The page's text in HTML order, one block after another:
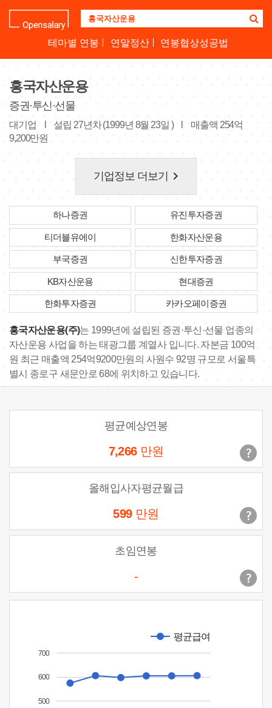
업
명
하
테마별 연봉 연말정산 연봉협상성공법
흥국자산운용
증권·투신·선물
대기업 설립 27년차 (1999년 8월 23일 )
매출액 254억
9,200만원
기업정보 더보기 keyboard_arrow_right
하나증권 유진투자증권
티더블유에이 한화자산운용
부국증권 신한투자증권
KB자산운용 현대증권
한화투자증권 카카오페이증권
흥국자산운용(주)는 1999년에 설립된 증권·투신·선물 업종의
자산운용 사업을 하는 태광그룹 계열사 입니다. 자본금 100억
원 최근 매출액 254억9200만원의 사원수 92명 규모로 서울특
별시 종로구 새문안로 68에 위치하고 있습니다.
평균예상연봉
7,266 만원
올해입사자평균월급
599 만원
초임연봉
-
평균급여
500
600
700